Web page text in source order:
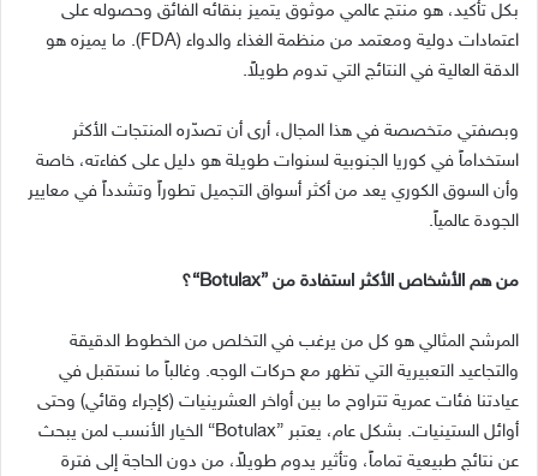
بكل تأكيد، هو منتج عالمي موثوق يتميز بنقائه الفائق وحصوله على
اعتمادات دولية ومعتمد من منظمة الغذاء والدواء (FDA).
ما يميزه هو
الدقة العالية في النتائج التي تدوم طويلاً.
وبصفتي متخصصة في هذا المجال، أرى أن تصدّره المنتجات الأكثر
استخداماً في كوريا الجنوبية لسنوات طويلة هو دليل على كفاءته، خاصة
وأن السوق الكوري يعد من أكثر أسواق التجميل تطوراً وتشدداً في معايير
الجودة عالمياً.
من هم الأشخاص الأكثر استفادة من ”Botulax“ ؟
المرشح المثالي هو كل من يرغب في التخلص من الخطوط الدقيقة
والتجاعيد التعبيرية التي تظهر مع حركات الوجه. وغالباً ما نستقبل في
عيادتنا فئات عمرية تتراوح ما بين أواخر العشرينيات (كإجراء وقائي) وحتى
أوائل الستينيات. بشكل عام، يعتبر ”Botulax“ الخيار الأنسب لمن يبحث
عن نتائج طبيعية تماماً، وتأثير يدوم طويلاً، من دون الحاجة إلى فترة